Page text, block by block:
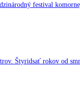
festival
Štyridsať rokov od